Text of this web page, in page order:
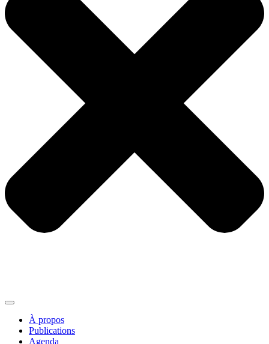
À propos
Publications
Agenda